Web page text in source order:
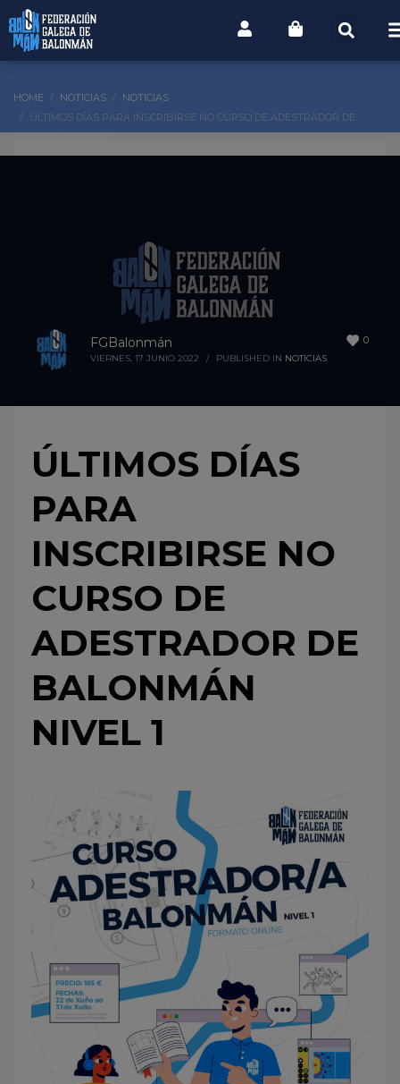
HOME NOTICIAS
NOTICIAS
ÚLTIMOS DÍAS PARA INSCRIBIRSE NO CURSO DE ADESTRADOR DE
0
FGBalonmán
VIERNES, 17 JUNIO 2022 / PUBLISHED IN NOTICIAS
ÚLTIMOS DÍAS
PARA
INSCRIBIRSE NO
CURSO DE
ADESTRADOR DE
BALONMÁN
NIVEL 1